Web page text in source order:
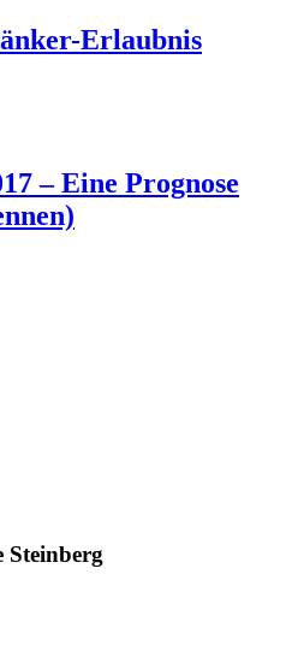
Erlaubnis
– Eine Prognose
Steinberg